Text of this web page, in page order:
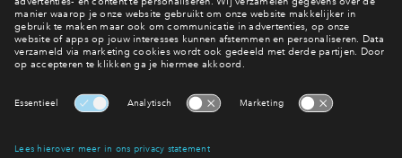
Actueel aanbod
Hiermee blijf je op de hoogte van het belangrijkste nieuws en